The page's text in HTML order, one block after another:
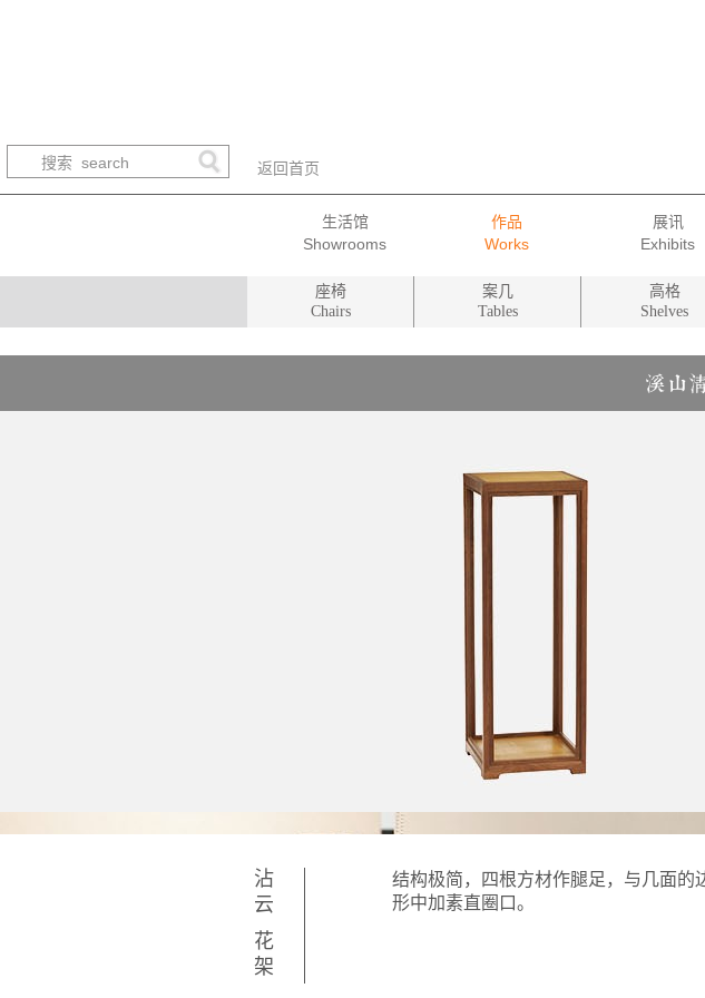
返回首页
生活馆 作品 展讯
座椅
Chairs
案几
Tables
高格
Shelves
沾云 花架
结构极简，四根方材作腿足，与几面的
形中加素直圈口。